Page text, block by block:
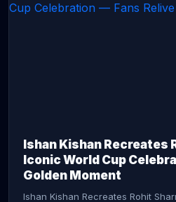
Ishan Kishan Recreates
Iconic World Cup
Golden Moment
Ishan Kishan Recreates Rohit